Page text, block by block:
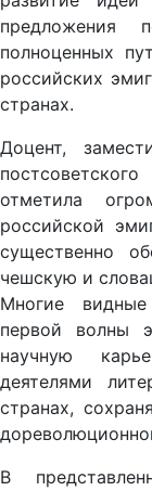
предложения
полноценных
российских
странах.
Доцент,
отметила
российской
существенно
чешскую и
Многие
первой волны
научную
деятелями
странах,
В